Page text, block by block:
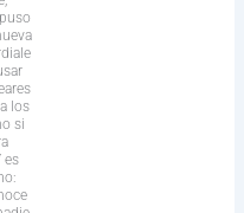
los
si
es